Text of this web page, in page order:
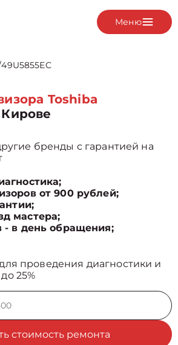
Меню
49U5855EC
Toshiba
Кирове
бренды с гарантией на
от 900 рублей;
мастера;
- в день обращения;
проведения диагностики и
25%
стоимость ремонта